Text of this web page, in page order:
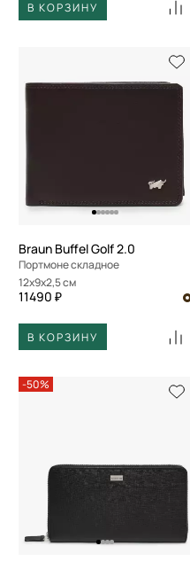
В КОРЗИНУ
Braun Buffel Golf 2.0
Портмоне складное
12x9x2,5 см
11490 ₽
В КОРЗИНУ
-50%